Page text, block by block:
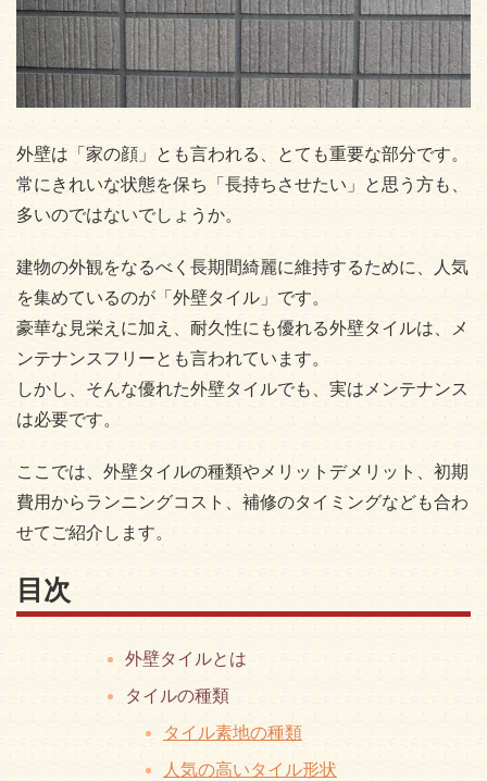
外壁は「家の顔」とも言われる、とても重要な部分です。
常にきれいな状態を保ち「長持ちさせたい」と思う方も、
多いのではないでしょうか。
建物の外観をなるべく長期間綺麗に維持するために、人気
を集めているのが「外壁タイル」です。
豪華な見栄えに加え、耐久性にも優れる外壁タイルは、メ
ンテナンスフリーとも言われています。
しかし、そんな優れた外壁タイルでも、実はメンテナンス
は必要です。
ここでは、外壁タイルの種類やメリットデメリット、初期
費用からランニングコスト、補修のタイミングなども合わ
せてご紹介します。
目次
外壁タイルとは
タイルの種類
タイル素地の種類
人気の高いタイル形状